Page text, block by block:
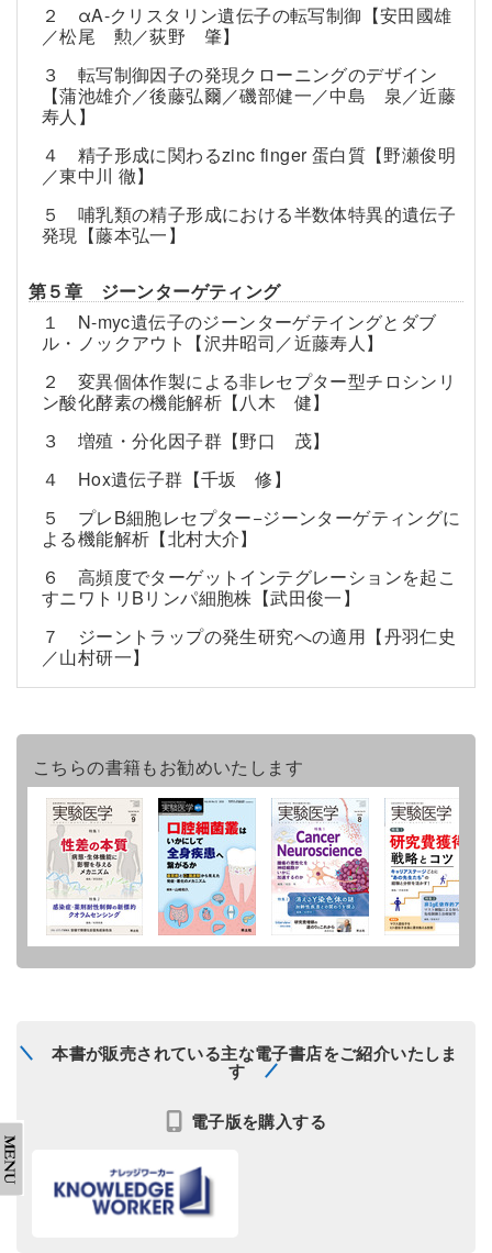
２ αA-クリスタリン遺伝子の転写制御【安田國雄
／松尾 勲／荻野 肇】
３ 転写制御因子の発現クローニングのデザイン
【蒲池雄介／後藤弘爾／磯部健一／中島 泉／近藤
寿人】
４ 精子形成に関わるzinc finger 蛋白質【野瀬俊明
／東中川 徹】
５ 哺乳類の精子形成における半数体特異的遺伝子
発現【藤本弘一】
第５章 ジーンターゲティング
１ N-myc遺伝子のジーンターゲテイングとダブ
ル・ノックアウト【沢井昭司／近藤寿人】
２ 変異個体作製による非レセプター型チロシンリ
ン酸化酵素の機能解析【八木 健】
３ 増殖・分化因子群【野口 茂】
４ Hox遺伝子群【千坂 修】
５ プレB細胞レセプター−ジーンターゲティングに
よる機能解析【北村大介】
６ 高頻度でターゲットインテグレーションを起こ
すニワトリBリンパ細胞株【武田俊一】
７ ジーントラップの発生研究への適用【丹羽仁史
／山村研一】
こちらの書籍もお勧めいたします
本書が販売されている主な電子書店をご紹介いたしま
す
電子版を購入する